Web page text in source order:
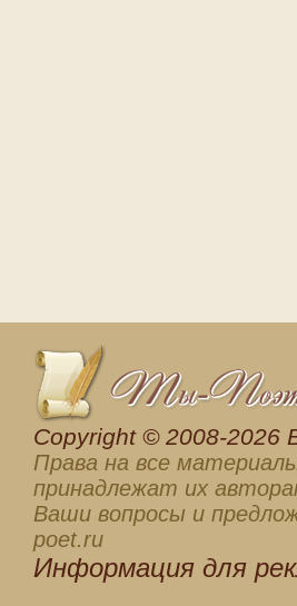
Сopyright © 2008-2026
Права на все
принадлежат их
Ваши вопросы и
poet.ru
Информация для